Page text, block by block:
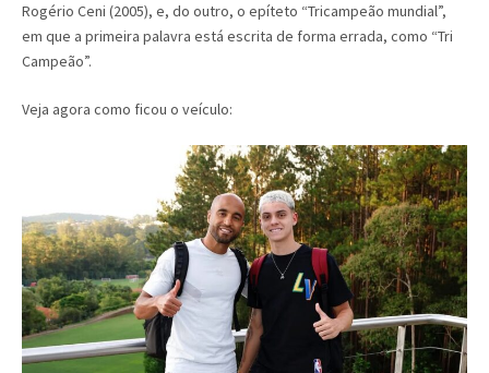
Rogério Ceni (2005), e, do outro, o epíteto “Tricampeão mundial”,
em que a primeira palavra está escrita de forma errada, como “Tri
Campeão”.
Veja agora como ficou o veículo: